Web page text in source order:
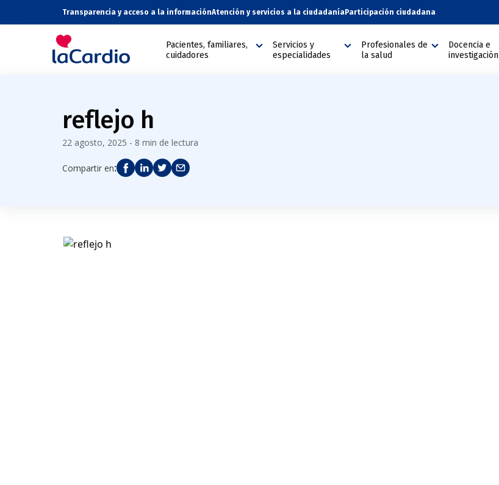
Transparencia y acceso a la informaciónAtención y servicios a la ciudadanía Participación ciudadana
Pacientes, familiares,
cuidadores
Servicios y
especialidades
Profesionales de
la salud
Docencia e
investigación
reflejo h
22 agosto, 2025 - 8 min de lectura
Compartir en: